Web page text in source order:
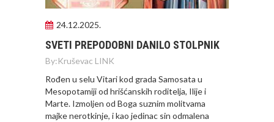
24.12.2025.
SVETI PREPODOBNI DANILO STOLPNIK
By:Kruševac LINK
Rođen u selu Vitari kod grada Samosata u
Mesopotamiji od hrišćanskih roditelja, Ilije i
Marte. Izmoljen od Boga suznim molitvama
majke nerotkinje, i kao jedinac sin odmalena